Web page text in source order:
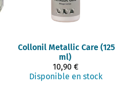
Collonil Metallic Care (125
ml)
10,90 €
Disponible en stock